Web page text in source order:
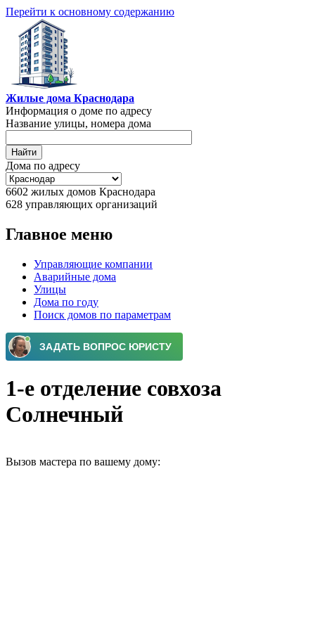
Перейти к основному содержанию
Жилые дома Краснодара
Информация о доме по адресу
Название улицы, номера дома
Дома по адресу
6602 жилых домов Краснодара
628 управляющих организаций
Главное меню
Управляющие компании
Аварийные дома
Улицы
Дома по году
Поиск домов по параметрам
1-е отделение совхоза
Солнечный
Вызов мастера по вашему дому: